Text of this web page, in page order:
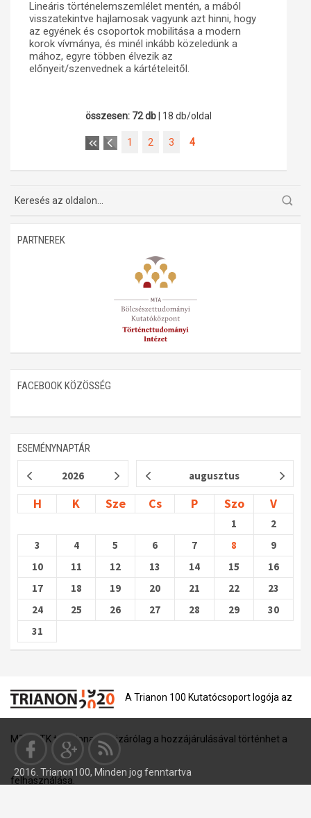
Lineáris történelemszemlélet mentén, a mából
visszatekintve hajlamosak vagyunk azt hinni, hogy
az egyének és csoportok mobilitása a modern
korok vívmánya, és minél inkább közeledünk a
mához, egyre többen élvezik az
előnyeit/szenvednek a kártételeitől.
összesen: 72 db | 18 db/oldal
1 2 3 4
PARTNEREK
FACEBOOK KÖZÖSSÉG
ESEMÉNYNAPTÁR
2026 augusztus
H K Sze Cs P Szo V
1
2
3
4 5 6 7 8
9
10
11 12 13 14 15
16
17
18 19 20 21 22
23
24
25 26 27 28 29
30
31
A Trianon 100 Kutatócsoport logója az
MTA BTK tulajdona, és kizárólag a hozzájárulásával történhet a
felhasználása.
2016. Trianon100, Minden jog fenntartva